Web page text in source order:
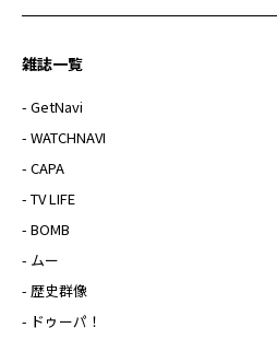
雑誌一覧
- GetNavi
- WATCHNAVI
- CAPA
- TV LIFE
- BOMB
- ムー
- 歴史群像
- ドゥーパ！